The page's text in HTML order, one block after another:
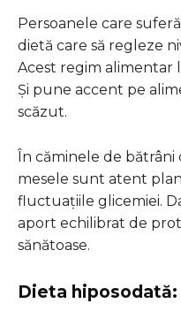
Persoanele care
dietă care să regleze
Acest regim alimentar
Și pune accent pe
scăzut.
În căminele de bătrâni
mesele sunt atent
fluctuațiile glicemiei.
aport echilibrat de
sănătoase.
Dieta hiposodată: